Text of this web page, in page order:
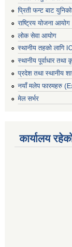
प्रिती फन्ट बाट
राष्ट्रिय योजना आयोग
लोक सेवा आयोग
स्थानीय तहको लागि
स्थानीय पूर्वाधार
प्रदेश तथा स्थानीय
नयाँ मलेप फारमहरु
मेल सर्भर
कार्यालय